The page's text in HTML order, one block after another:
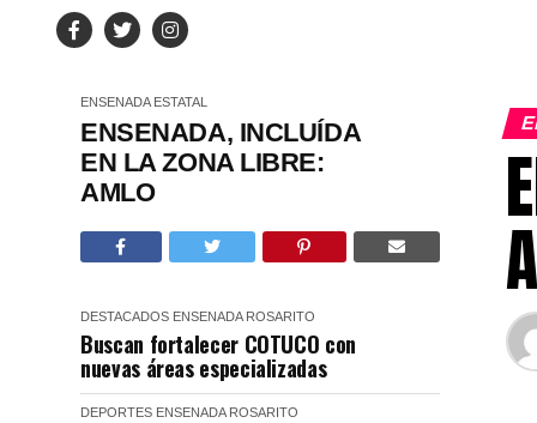
ENSENADA ESTATAL
ENSENADA, INCLUÍDA
EN LA ZONA LIBRE:
AMLO
DESTACADOS ENSENADA ROSARITO
Buscan fortalecer COTUCO con
nuevas áreas especializadas
DEPORTES ENSENADA ROSARITO